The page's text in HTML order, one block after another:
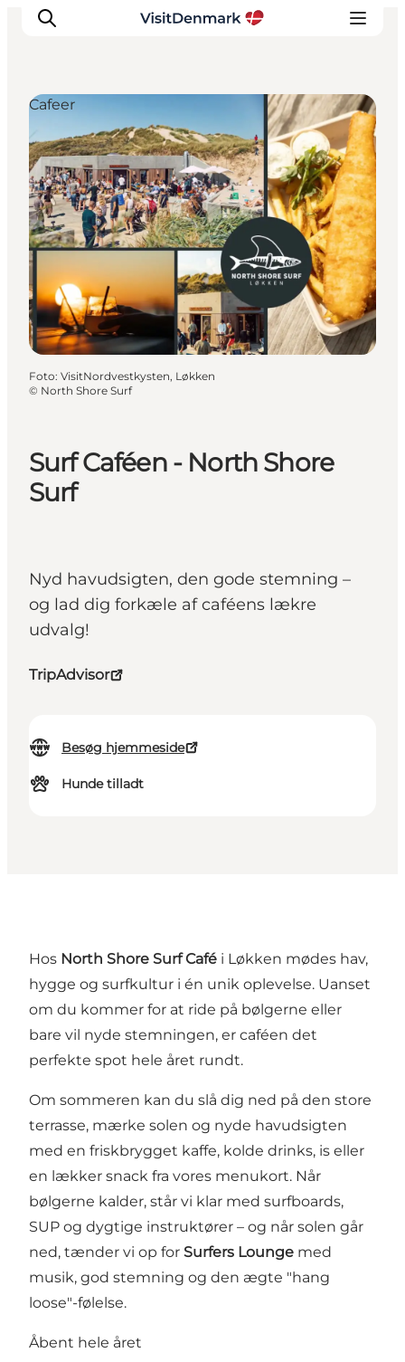
Inspiration
Destinationer
Oplevelser
Overnatning
Planlæg ferien
Surf Caféen - North Shore
Surf
Nyd havudsigten, den gode stemning –
og lad dig forkæle af caféens lækre
udvalg!
TripAdvisor
Besøg hjemmeside
Hunde tilladt
Cafeer
Foto: VisitNordvestkysten, Løkken
© North Shore Surf
Hos North Shore Surf Café i Løkken mødes hav,
hygge og surfkultur i én unik oplevelse. Uanset
om du kommer for at ride på bølgerne eller
bare vil nyde stemningen, er caféen det
perfekte spot hele året rundt.
Om sommeren kan du slå dig ned på den store
terrasse, mærke solen og nyde havudsigten
med en friskbrygget kaffe, kolde drinks, is eller
en lækker snack fra vores menukort. Når
bølgerne kalder, står vi klar med surfboards,
SUP og dygtige instruktører – og når solen går
ned, tænder vi op for Surfers Lounge med
musik, god stemning og den ægte "hang
loose"-følelse.
Åbent hele året